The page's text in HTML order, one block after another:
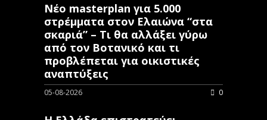
Νέο masterplan για 5.000
στρέμματα στον Ελαιώνα “στα
σκαριά” – Τι θα αλλάξει γύρω
από τον Βοτανικό και τι
προβλέπεται για οικιστικές
αναπτύξεις
05-08-2026 0